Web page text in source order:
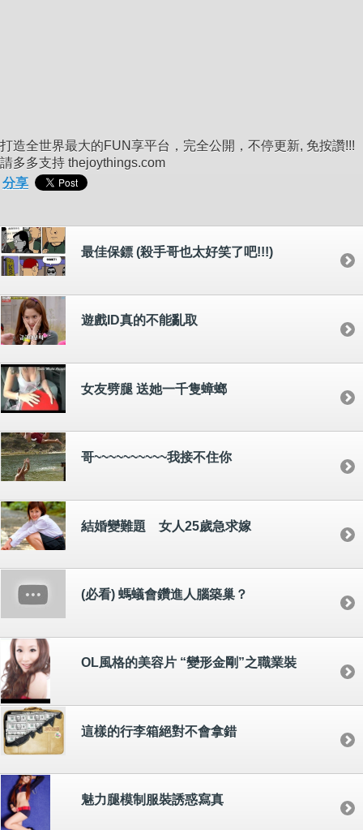
打造全世界最大的FUN享平台，完全公開，不停更新, 免按讚!!!
請多多支持 thejoythings.com
分享
最佳保鏢 (殺手哥也太好笑了吧!!!)
遊戲ID真的不能亂取
女友劈腿 送她一千隻蟑螂
哥~~~~~~~~~~我接不住你
結婚變難題 女人25歲急求嫁
(必看) 螞蟻會鑽進人腦築巢？
OL風格的美容片 “變形金剛”之職業裝
這樣的行李箱絕對不會拿錯
魅力腿模制服裝誘惑寫真